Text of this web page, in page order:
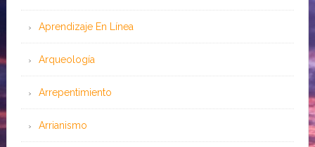
Aprendizaje En Línea
Arqueología
Arrepentimiento
Arrianismo